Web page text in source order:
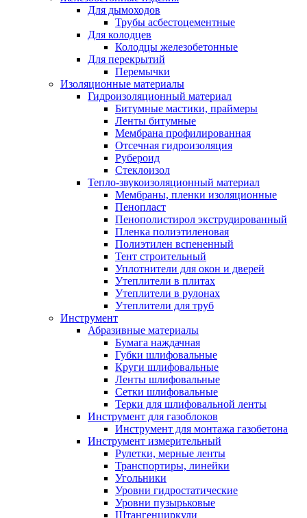
Для дымоходов
Трубы асбестоцементные
Для колодцев
Колодцы железобетонные
Для перекрытий
Перемычки
Изоляционные материалы
Гидроизоляционный материал
Битумные мастики, праймеры
Ленты битумные
Мембрана профилированная
Отсечная гидроизоляция
Рубероид
Стеклоизол
Тепло-звукоизоляционный материал
Мембраны, пленки изоляционные
Пенопласт
Пенополистирол экструдированный
Пленка полиэтиленовая
Полиэтилен вспененный
Тент строительный
Уплотнители для окон и дверей
Утеплители в плитах
Утеплители в рулонах
Утеплители для труб
Инструмент
Абразивные материалы
Бумага наждачная
Губки шлифовальные
Круги шлифовальные
Ленты шлифовальные
Сетки шлифовальные
Терки для шлифовальной ленты
Инструмент для газоблоков
Инструмент для монтажа газобетона
Инструмент измерительный
Рулетки, мерные ленты
Транспортиры, линейки
Угольники
Уровни гидростатические
Уровни пузырьковые
Штангенциркули